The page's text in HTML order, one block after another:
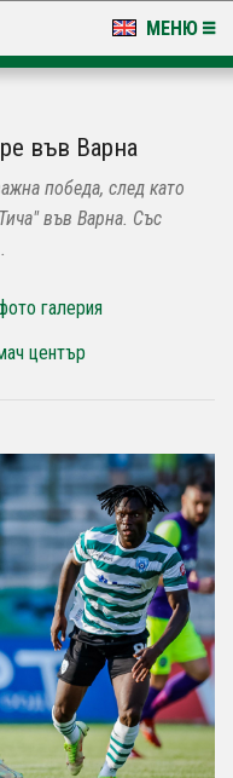
МЕНЮ
във Варна
победа, след като
във Варна. Със
галерия
център